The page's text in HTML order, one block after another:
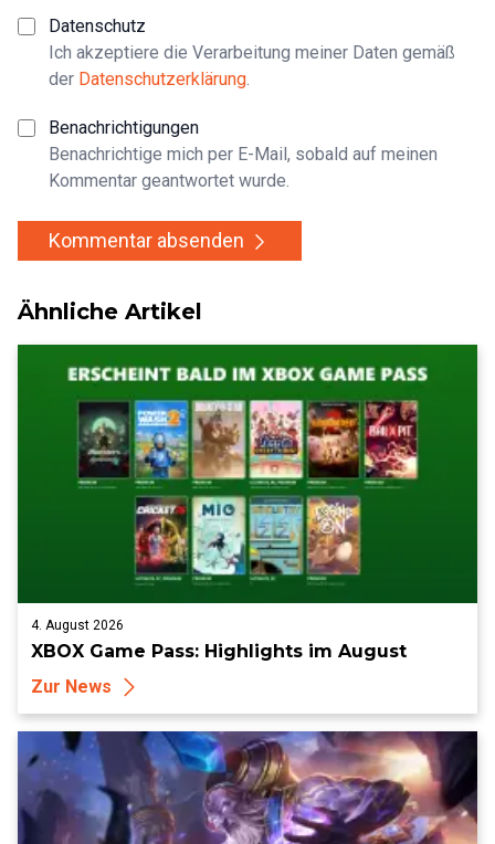
Datenschutz
Ich akzeptiere die Verarbeitung meiner Daten gemäß
der Datenschutzerklärung.
Benachrichtigungen
Benachrichtige mich per E-Mail, sobald auf meinen
Kommentar geantwortet wurde.
Kommentar absenden
Ähnliche Artikel
4. August 2026
XBOX Game Pass: Highlights im August
Zur News